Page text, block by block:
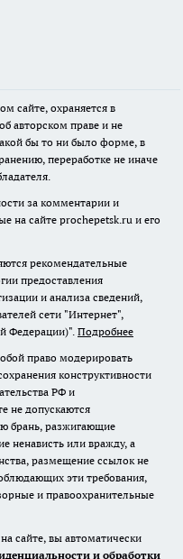
сайте, охраняется в
авторском праве и не
бы то ни было форме, в
переработке не иначе
за комментарии и
на сайте prochepetsk.ru и его
рекомендательные
предоставления
и анализа сведений,
сети "Интернет",
Федерации)". Подробнее
право модерировать
конструктивности
РФ и
не допускаются
брань, разжигающие
ненависть или вражду, а
размещение ссылок не
эти требования,
и правоохранительные
сайте, вы автоматически
и обработки